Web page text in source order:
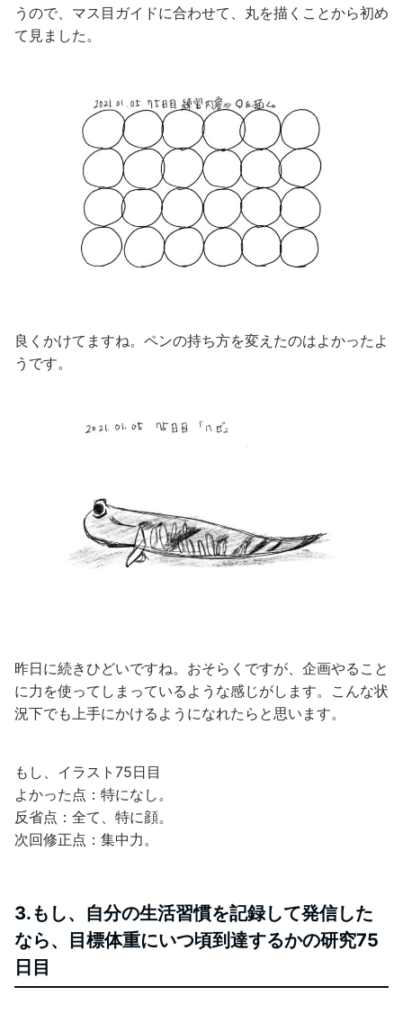
うので、マス目ガイドに合わせて、丸を描くことから初め
て見ました。
良くかけてますね。ペンの持ち方を変えたのはよかったよ
うです。
昨日に続きひどいですね。おそらくですが、企画やること
に力を使ってしまっているような感じがします。こんな状
況下でも上手にかけるようになれたらと思います。
もし、イラスト75日目
よかった点：特になし。
反省点：全て、特に顔。
次回修正点：集中力。
3.もし、自分の生活習慣を記録して発信した
なら、目標体重にいつ頃到達するかの研究75
日目